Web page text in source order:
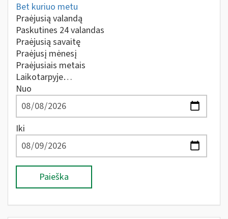
Bet kuriuo metu
Praėjusią valandą
Paskutines 24 valandas
Praėjusią savaitę
Praėjusį mėnesį
Praėjusiais metais
Laikotarpyje…
Nuo
Iki
Paieška